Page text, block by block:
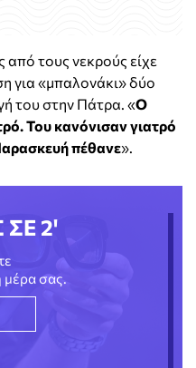
τους νεκρούς είχε
για «μπαλονάκι» δύο
του στην Πάτρα. «Ο
Του κανόνισαν γιατρό
πέθανε».
ΣΕ 2'
μέρα σας.